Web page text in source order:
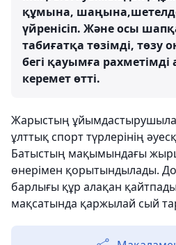
құмына,
үйренісіп. Және осы
табиғатқа төзімді, төзу
бегі қауымға
керемет өтті.
Жарыстың
ұлттық спорт түрлерінің
Батыстың мақымындағы
өнерімен қорытындылады.
барлығы құр алақан
мақсатында қаржылай сый